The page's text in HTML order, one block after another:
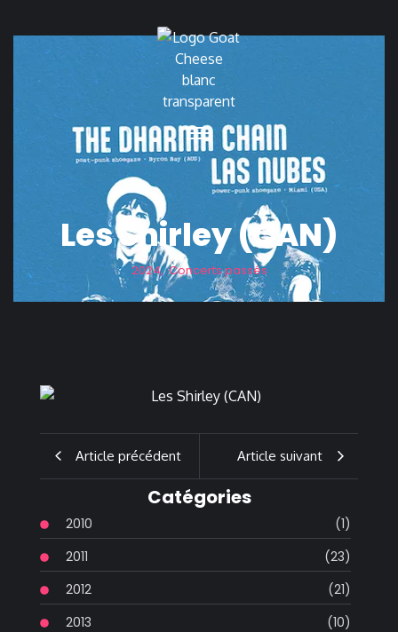
Les Shirley (CAN)
2024, Concerts passés
Article précédent Article suivant
Catégories
2010
(1)
2011
(23)
2012
(21)
2013
(10)